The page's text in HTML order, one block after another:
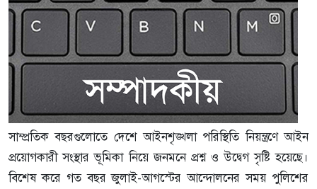
সাম্প্রতিক বছরগুলোতে দেশে আইনশৃঙ্খলা পরিস্থিতি নিয়ন্ত্রণে আইন
প্রয়োগকারী সংস্থার ভূমিকা নিয়ে জনমনে প্রশ্ন ও উদ্বেগ সৃষ্টি হয়েছে।
বিশেষ করে গত বছর জুলাই-আগস্টের আন্দোলনের সময় পুলিশের